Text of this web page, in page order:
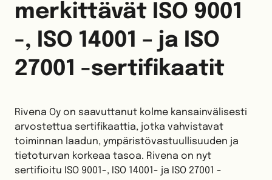
merkittävät ISO 9001
-, ISO 14001 – ja ISO
27001 -sertifikaatit
Rivena Oy on saavuttanut kolme kansainvälisesti
arvostettua sertifikaattia, jotka vahvistavat
toiminnan laadun, ympäristövastuullisuuden ja
tietoturvan korkeaa tasoa. Rivena on nyt
sertifioitu ISO 9001-, ISO 14001- ja ISO 27001 -